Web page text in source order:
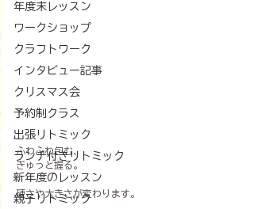
年度末レッスン
ワークショップ
クラフトワーク
インタビュー記事
クリスマス会
予約制クラス
出張リトミック
ランチ付きリトミック
新年度のレッスン
親子リトミック
ふわふわ包む、
ぎゅっと握る。
硬さや大きさが変わります。